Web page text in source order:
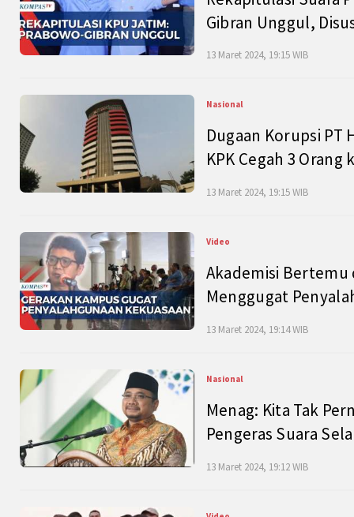
Gibran Unggul,
13 Maret 2024, 19:15 WIB
Nasional
Dugaan Korupsi PT
KPK Cegah 3 Orang
13 Maret 2024, 19:15 WIB
Video
Akademisi Bertemu
Menggugat
13 Maret 2024, 19:14 WIB
Nasional
Menag: Kita Tak
Pengeras Suara
13 Maret 2024, 19:12 WIB